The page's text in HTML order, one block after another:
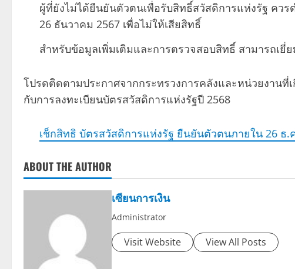
ผู้ที่ยังไม่ได้ยืนยันตัวตนเพื่อรับสิทธิ์สวัสดิการแห่งรัฐ คว
26 ธันวาคม 2567 เพื่อไม่ให้เสียสิทธิ์
สำหรับข้อมูลเพิ่มเติมและการตรวจสอบสิทธิ์ สามารถเยี่
โปรดติดตามประกาศจากกระทรวงการคลังและหน่วยงานที่
กับการลงทะเบียนบัตรสวัสดิการแห่งรัฐปี 2568
เช็กสิทธิ บัตรสวัสดิการแห่งรัฐ ยืนยันตัวตนภายใน 26 ธ.
ABOUT THE AUTHOR
เซียนการเงิน
Administrator
Visit Website View All Posts